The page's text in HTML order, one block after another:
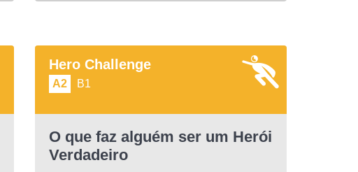
Hero Challenge
A2 B1
O que faz alguém ser um Herói
Verdadeiro